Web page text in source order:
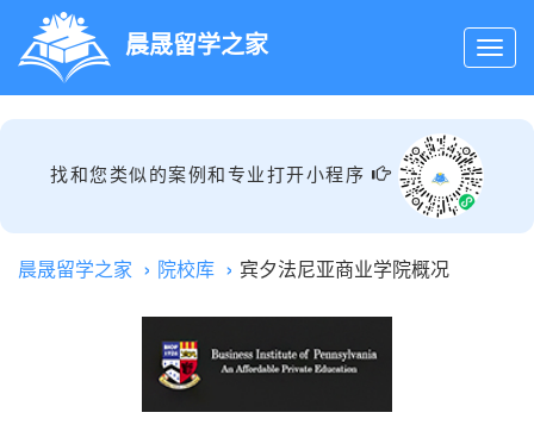
晨晟留学之家
找和您类似的案例和专业打开小程序
晨晟留学之家 院校库 宾夕法尼亚商业学院概况